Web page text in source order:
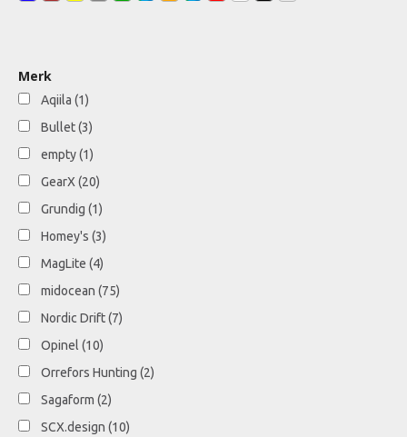
Merk
Aqiila (1)
Bullet (3)
empty (1)
GearX (20)
Grundig (1)
Homey's (3)
MagLite (4)
midocean (75)
Nordic Drift (7)
Opinel (10)
Orrefors Hunting (2)
Sagaform (2)
SCX.design (10)